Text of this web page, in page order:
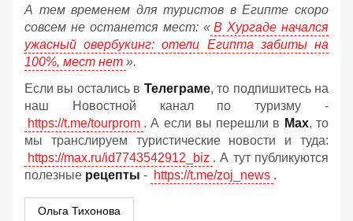
А тем временем для туристов в Египте скоро
совсем не останется мест: « В Хургаде начался
ужасный овербукинг: отели Египта забиты на
100%, мест нет ».
Если вы остались в Телеграме, то подпишитесь на
наш Новостной канал по туризму -
https://t.me/tourprom . А если вы перешли в Мах, то
мы транслируем туристические новости и туда:
https://max.ru/id7743542912_biz . А тут публикуются
полезные рецепты - https://t.me/zoj_news .
Ольга Тихонова